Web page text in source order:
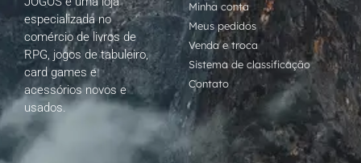
especializada no
comércio de livros de
RPG, jogos de tabuleiro,
card games e
acessórios novos e
usados.
Minha conta
Meus pedidos
Venda e troca
Sistema de classificação
Contato